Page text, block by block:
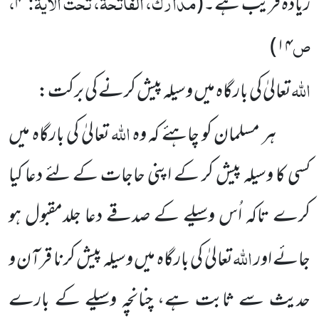
ص۱۴)
اللہتعالیٰ کی بارگاہ میں وسیلہ پیش کرنے کی برکت:
ہر مسلمان کو چاہئے کہ وہاللہتعالیٰ کی بارگاہ میں
کسی کا وسیلہ پیش کر کے اپنی حاجات کے لئے دعا کیا
کرے تاکہ اُس وسیلے کے صدقے دعا جلدمقبول ہو
جائے اوراللہتعالیٰ کی بارگاہ میں وسیلہ پیش کرنا قرآن و
حدیث سے ثابت ہے، چنانچہ وسیلے کے بارے